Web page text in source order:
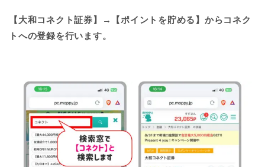
【大和コネクト証券】→【ポイントを貯める】からコネク
トへの登録を行います。